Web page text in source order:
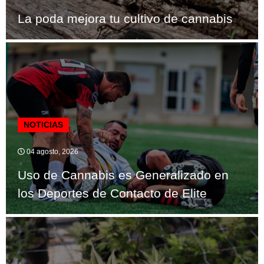
La poda mejora tu cultivo de cannabis
NOTICIAS
04 agosto, 2026
Uso de Cannabis es Generalizado en
los Deportes de Contacto de Elite